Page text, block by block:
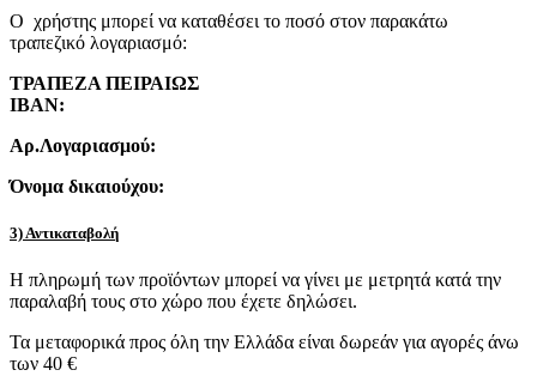
Ο χρήστης μπορεί να καταθέσει το ποσό στον παρακάτω
τραπεζικό λογαριασμό:
ΤΡΑΠΕΖΑ ΠΕΙΡΑΙΩΣ
IBAN:
Αρ.Λογαριασμού:
Όνομα δικαιούχου:
3) Αντικαταβολή
Η πληρωμή των προϊόντων μπορεί να γίνει με μετρητά κατά την
παραλαβή τους στο χώρο που έχετε δηλώσει.
Τα μεταφορικά προς όλη την Ελλάδα είναι δωρεάν για αγορές άνω
των 40 €